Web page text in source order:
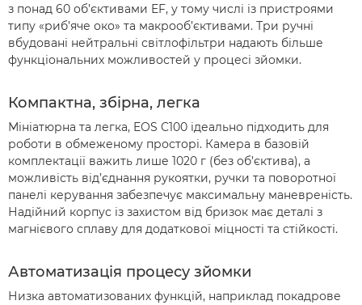
з понад 60 об’єктивами EF, у тому числі із пристроями
типу «риб’яче око» та макрооб’єктивами. Три ручні
вбудовані нейтральні світлофільтри надають більше
функціональних можливостей у процесі зйомки.
Компактна, збірна, легка
Мініатюрна та легка, EOS C100 ідеально підходить для
роботи в обмеженому просторі. Камера в базовій
комплектації важить лише 1020 г (без об’єктива), а
можливість від’єднання рукоятки, ручки та поворотної
панелі керування забезпечує максимальну маневреність.
Надійний корпус із захистом від бризок має деталі з
магнієвого сплаву для додаткової міцності та стійкості.
Автоматизація процесу зйомки
Низка автоматизованих функцій, наприклад покадрове